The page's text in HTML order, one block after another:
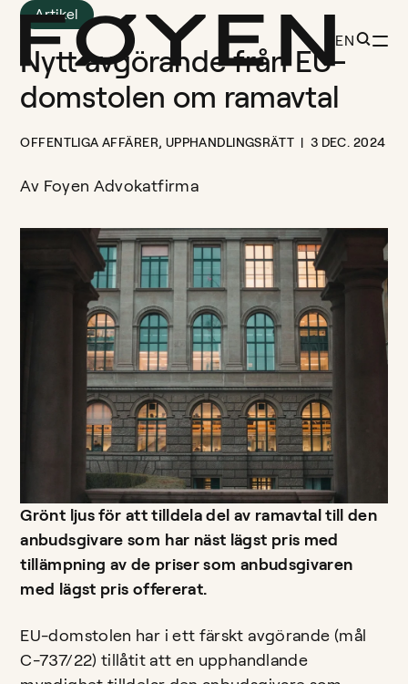
EN
Artikel
Nytt avgörande från EU-
domstolen om ramavtal
OFFENTLIGA AFFÄRER, UPPHANDLINGSRÄTT 3 DEC. 2024
Av Foyen Advokatfirma
Grönt ljus för att tilldela del av ramavtal till den
anbudsgivare som har näst lägst pris med
tillämpning av de priser som anbudsgivaren
med lägst pris offererat.
EU-domstolen har i ett färskt avgörande (mål
C-737/22) tillåtit att en upphandlande